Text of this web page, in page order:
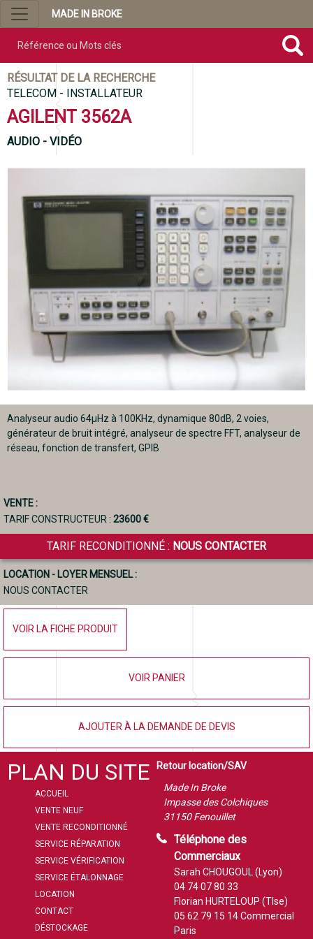
MADE IN BROKE
RÉSULTAT DE LA RECHERCHE
TELECOM - INSTALLATEUR
AGILENT 3562A
AUDIO - VIDÉO
Analyseur audio 64µHz à 100KHz, dynamique 80dB, 2 voies,
générateur de bruit intégré, analyseur de spectre FFT, analyseur de
réseau, fonction de transfert, GPIB
VENTE :
TARIF CONSTRUCTEUR : 23600 €
TARIF RECONDITIONNÉ : NOUS CONTACTER
LOCATION - LOYER MENSUEL :
NOUS CONTACTER
VOIR LA FICHE PRODUIT
VOIR PANIER
AJOUTER À LA DEMANDE DE DEVIS
PLAN DU SITE
ACCUEIL
VENTE NEUF
VENTE RECONDITIONNÉ
SERVICE RÉPARATION
SERVICE VÉRIFICATION
SERVICE ÉTALONNAGE
LOCATION
CONTACT
DÉSTOCKAGE
Retour location/SAV
Made In Broke
Impasse des Colchiques
31150 Fenouillet
Téléphone des
Commerciaux
Sarah CHOUGOUL (Lyon)
04 74 07 80 33
Florian HURTELOUP (Tlse)
05 62 79 15 14Commercial
Paris